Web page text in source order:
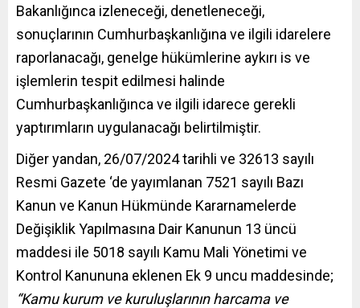
Bakanlığınca izleneceği, denetleneceği,
sonuçlarının Cumhurbaşkanlığına ve ilgili idarelere
raporlanacağı, genelge hükümlerine aykırı is ve
işlemlerin tespit edilmesi halinde
Cumhurbaşkanlığınca ve ilgili idarece gerekli
yaptırımların uygulanacağı belirtilmiştir.
Diğer yandan, 26/07/2024 tarihli ve 32613 sayılı
Resmi Gazete ‘de yayımlanan 7521 sayılı Bazı
Kanun ve Kanun Hükmünde Kararnamelerde
Değişiklik Yapılmasına Dair Kanunun 13 üncü
maddesi ile 5018 sayılı Kamu Mali Yönetimi ve
Kontrol Kanununa eklenen Ek 9 uncu maddesinde;
“Kamu kurum ve kuruluşlarının harcama ve